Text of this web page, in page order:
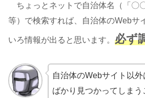
ちょっとネットで自治体名（「〇
等）で検索すれば、自治体のWebサ
いろ情報が出ると思います。 必ず
自治体のWebサイト以
ばかり見つかってしまう